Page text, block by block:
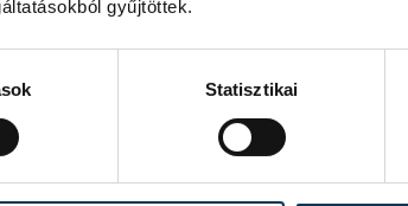
gyűjtöttek.
Statisztikai